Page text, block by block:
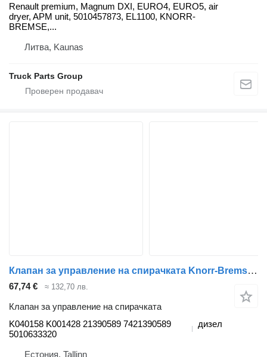
Renault premium, Magnum DXI, EURO4, EURO5, air
dryer, APM unit, 5010457873, EL1100, KNORR-
BREMSE,...
Литва, Kaunas
Truck Parts Group
Клапан за управление на спирачката Knorr-Bremse RENAULT, KNORR-BREMSE Magnum Dxi (01.05-12.13) K040158 K001428 за влекач Renault Magnum (1990-2014)
67,74 € ≈ 132,70 лв.
Клапан за управление на спирачката
K040158 K001428 21390589 7421390589
5010633320
дизел
Естония, Tallinn